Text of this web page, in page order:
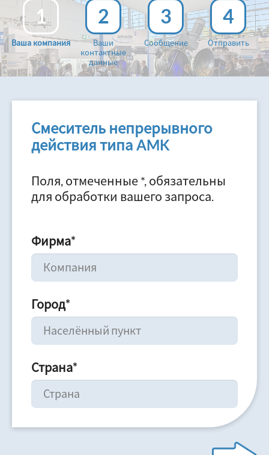
1
Ваша компания
2
Ваши
контактные
данные
3
Сообщение
4
Отправить
Смеситель непрерывного
действия типа AMK
Поля, отмеченные *, обязательны
для обработки вашего запроса.
Фирма*
Город*
Страна*